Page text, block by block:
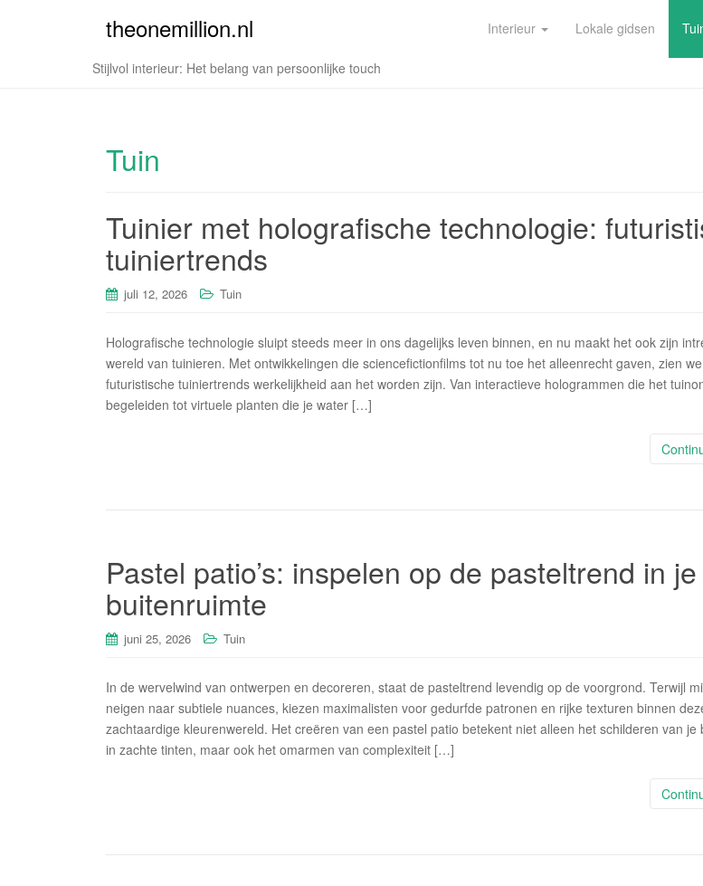
theonemillion.nl
Stijlvol interieur: Het belang van persoonlijke touch
Interieur Lokale gidsen
Tuin
Tuinier met holografische technologie:
tuiniertrends
juli 12, 2026 Tuin
Holografische technologie sluipt steeds meer in ons dagelijks leven binnen, en nu maakt het ook zijn
wereld van tuinieren. Met ontwikkelingen die sciencefictionfilms tot nu toe het alleenrecht gaven, zien
futuristische tuiniertrends werkelijkheid aan het worden zijn. Van interactieve hologrammen die het
begeleiden tot virtuele planten die je water […]
Pastel patio’s: inspelen op de pasteltrend in je
buitenruimte
juni 25, 2026 Tuin
In de wervelwind van ontwerpen en decoreren, staat de pasteltrend levendig op de voorgrond. Terwijl
neigen naar subtiele nuances, kiezen maximalisten voor gedurfde patronen en rijke texturen binnen
zachtaardige kleurenwereld. Het creëren van een pastel patio betekent niet alleen het schilderen van je
in zachte tinten, maar ook het omarmen van complexiteit […]